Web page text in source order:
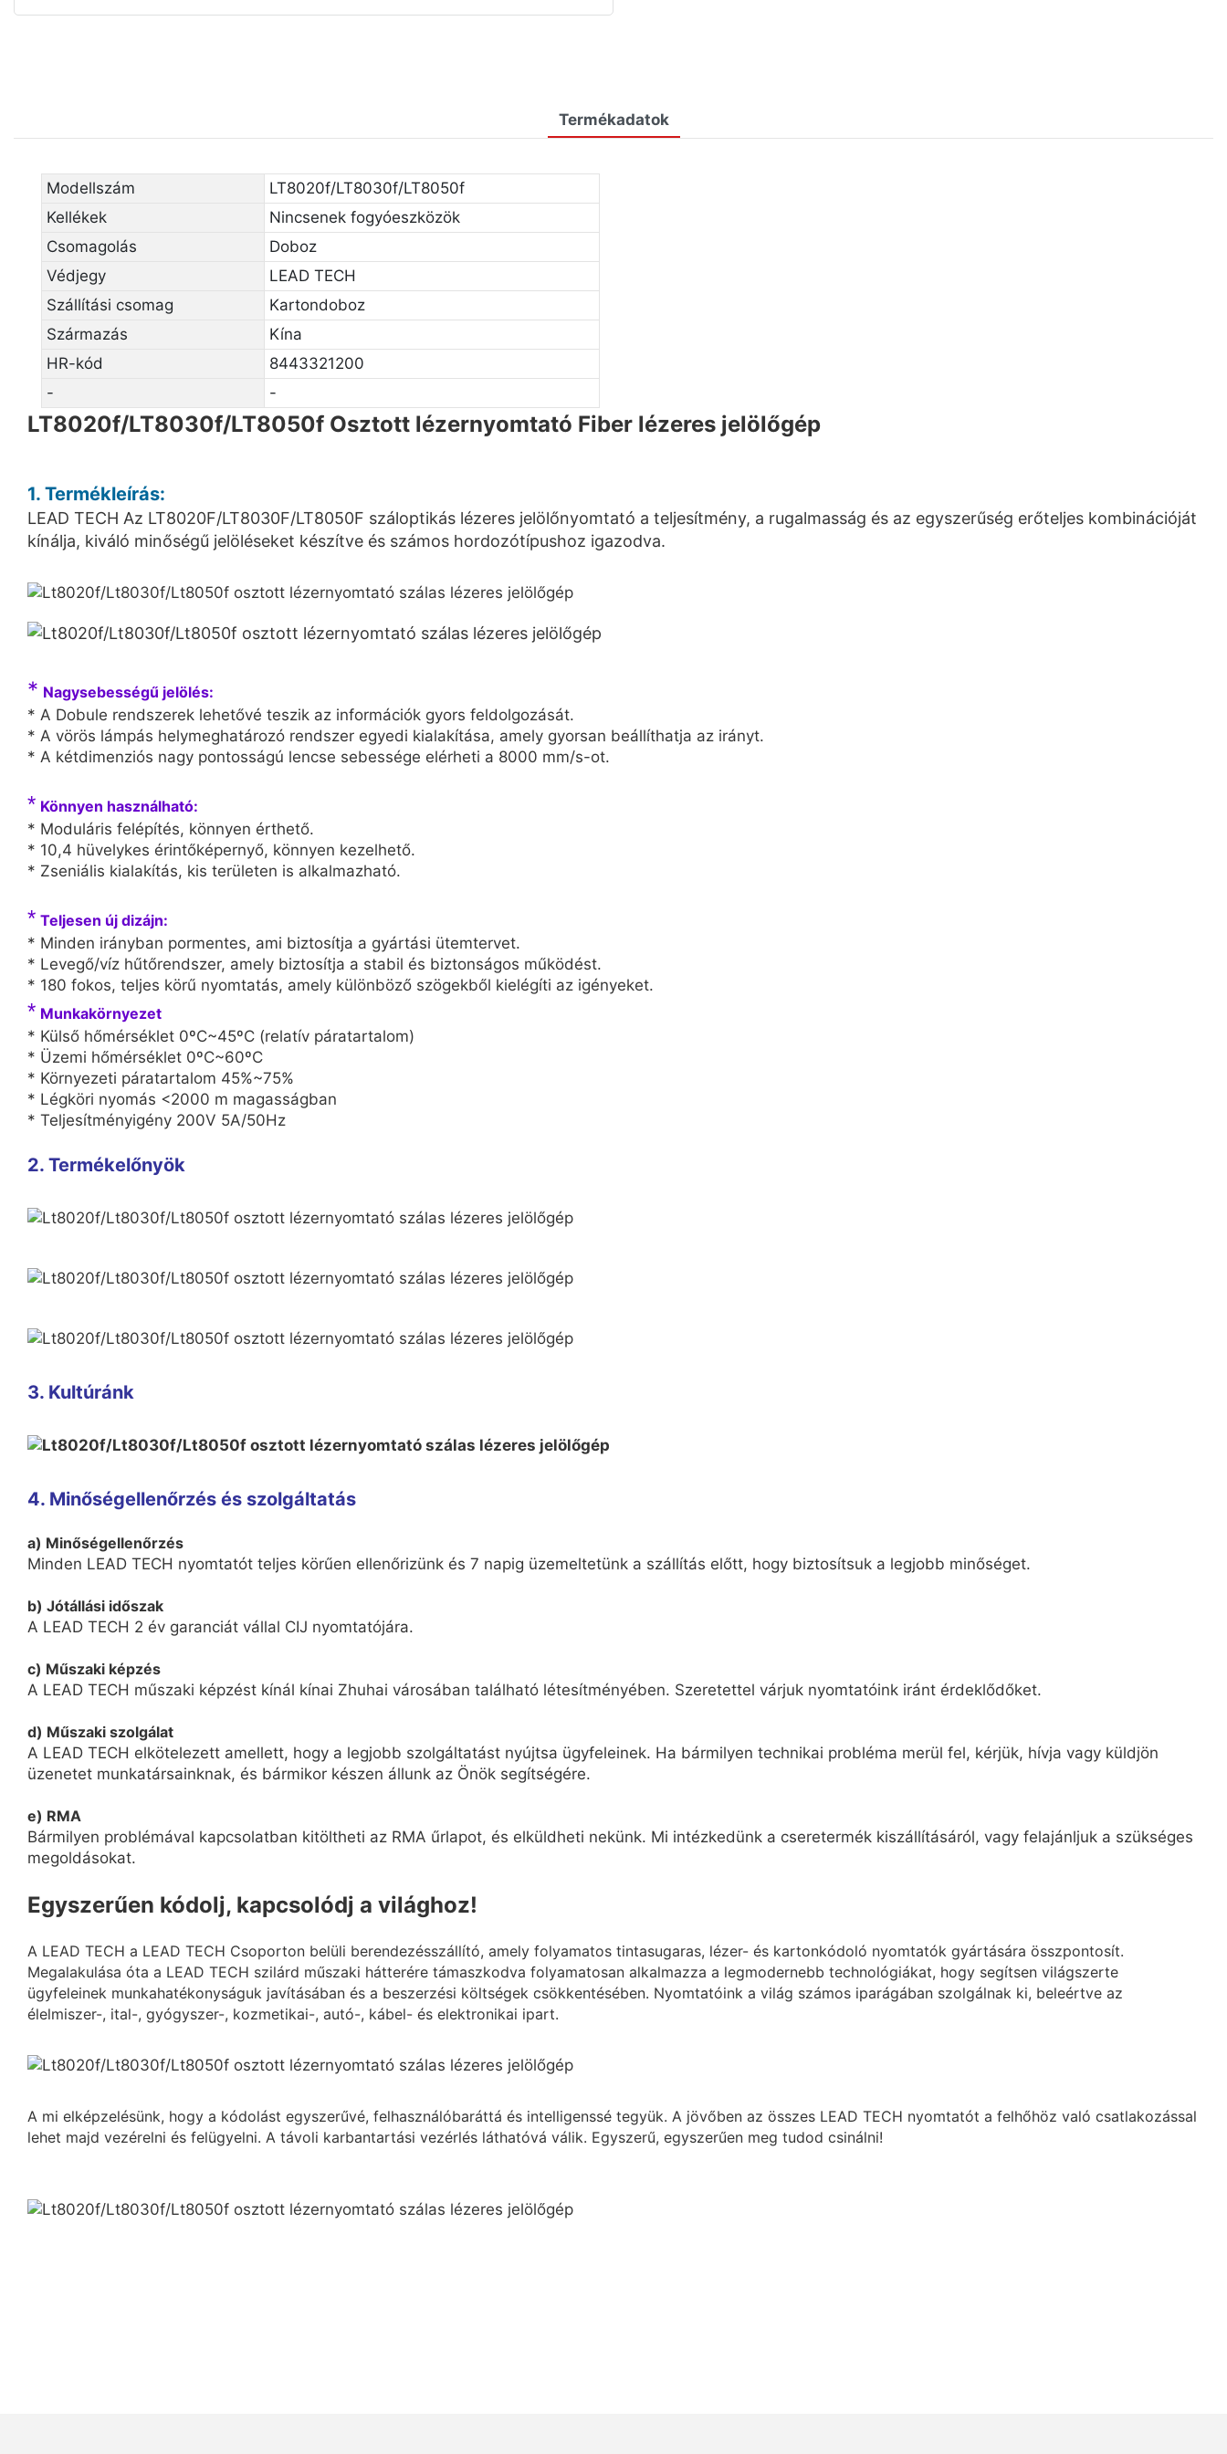
Termékadatok
Modellszám
LT8020f/LT8030f/LT8050f
Kellékek
Nincsenek fogyóeszközök
Csomagolás
Doboz
Védjegy
LEAD TECH
Szállítási csomag
Kartondoboz
Származás
Kína
HR-kód
8443321200
-
-
LT8020f/LT8030f/LT8050f Osztott lézernyomtató Fiber lézeres jelölőgép
1. Termékleírás:
LEAD TECH Az LT8020F/LT8030F/LT8050F száloptikás lézeres jelölőnyomtató a teljesítmény, a rugalmasság és az egyszerűség erőteljes kombinációját
kínálja, kiváló minőségű jelöléseket készítve és számos hordozótípushoz igazodva.
* Nagysebességű jelölés:
* A Dobule rendszerek lehetővé teszik az információk gyors feldolgozását.
* A vörös lámpás helymeghatározó rendszer egyedi kialakítása, amely gyorsan beállíthatja az irányt.
* A kétdimenziós nagy pontosságú lencse sebessége elérheti a 8000 mm/s-ot.
* Könnyen használható:
* Moduláris felépítés, könnyen érthető.
* 10,4 hüvelykes érintőképernyő, könnyen kezelhető.
* Zseniális kialakítás, kis területen is alkalmazható.
* Teljesen új dizájn:
* Minden irányban pormentes, ami biztosítja a gyártási ütemtervet.
* Levegő/víz hűtőrendszer, amely biztosítja a stabil és biztonságos működést.
* 180 fokos, teljes körű nyomtatás, amely különböző szögekből kielégíti az igényeket.
* Munkakörnyezet
* Külső hőmérséklet 0ºC~45ºC (relatív páratartalom)
* Üzemi hőmérséklet 0ºC~60ºC
* Környezeti páratartalom 45%~75%
* Légköri nyomás <2000 m magasságban
* Teljesítményigény 200V 5A/50Hz
2. Termékelőnyök
3. Kultúránk
4. Minőségellenőrzés és szolgáltatás
a) Minőségellenőrzés
Minden LEAD TECH nyomtatót teljes körűen ellenőrizünk és 7 napig üzemeltetünk a szállítás előtt, hogy biztosítsuk a legjobb minőséget.
b) Jótállási időszak
A LEAD TECH 2 év garanciát vállal CIJ nyomtatójára.
c) Műszaki képzés
A LEAD TECH műszaki képzést kínál kínai Zhuhai városában található létesítményében. Szeretettel várjuk nyomtatóink iránt érdeklődőket.
d) Műszaki szolgálat
A LEAD TECH elkötelezett amellett, hogy a legjobb szolgáltatást nyújtsa ügyfeleinek. Ha bármilyen technikai probléma merül fel, kérjük, hívja vagy küldjön
üzenetet munkatársainknak, és bármikor készen állunk az Önök segítségére.
e) RMA
Bármilyen problémával kapcsolatban kitöltheti az RMA űrlapot, és elküldheti nekünk. Mi intézkedünk a cseretermék kiszállításáról, vagy felajánljuk a szükséges
megoldásokat.
Egyszerűen kódolj, kapcsolódj a világhoz!
A LEAD TECH a LEAD TECH Csoporton belüli berendezésszállító, amely folyamatos tintasugaras, lézer- és kartonkódoló nyomtatók gyártására összpontosít.
Megalakulása óta a LEAD TECH szilárd műszaki hátterére támaszkodva folyamatosan alkalmazza a legmodernebb technológiákat, hogy segítsen világszerte
ügyfeleinek munkahatékonyságuk javításában és a beszerzési költségek csökkentésében. Nyomtatóink a világ számos iparágában szolgálnak ki, beleértve az
élelmiszer-, ital-, gyógyszer-, kozmetikai-, autó-, kábel- és elektronikai ipart.
A mi elképzelésünk, hogy a kódolást egyszerűvé, felhasználóbaráttá és intelligenssé tegyük. A jövőben az összes LEAD TECH nyomtatót a felhőhöz való csatlakozással
lehet majd vezérelni és felügyelni. A távoli karbantartási vezérlés láthatóvá válik. Egyszerű, egyszerűen meg tudod csinálni!